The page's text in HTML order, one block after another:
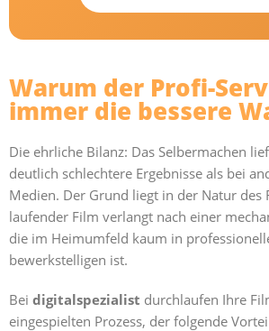
Warum der Profi-
immer die bessere
Die ehrliche Bilanz: Das Selbermachen
deutlich schlechtere Ergebnisse als bei
Medien. Der Grund liegt in der Natur des
laufender Film verlangt nach einer
die im Heimumfeld kaum in
bewerkstelligen ist.
Bei digitalspezialist durchlaufen Ihre
eingespielten Prozess, der folgende